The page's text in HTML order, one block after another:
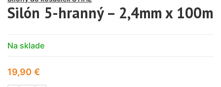
Silón 5-hranný – 2,4mm x 100m
Na sklade
19,90 €